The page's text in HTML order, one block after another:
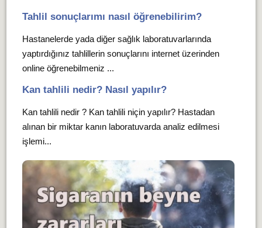
Tahlil sonuçlarımı nasıl öğrenebilirim?
Hastanelerde yada diğer sağlık laboratuvarlarında
yaptırdığınız tahlillerin sonuçlarını internet üzerinden
online öğrenebilmeniz ...
Kan tahlili nedir? Nasıl yapılır?
Kan tahlili nedir ? Kan tahlili niçin yapılır? Hastadan
alınan bir miktar kanın laboratuvarda analiz edilmesi
işlemi...